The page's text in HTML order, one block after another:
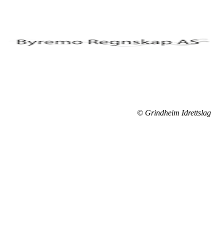
© Grindheim Idrettslag